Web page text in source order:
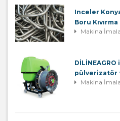
Inceler
Boru Kıvırma
Makina
pülverizatör
Makina